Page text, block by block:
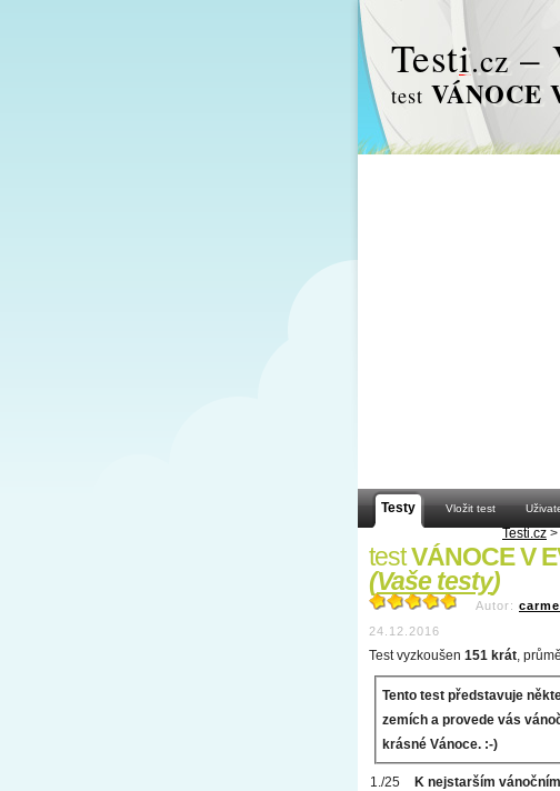
Testi.cz –
test VÁNOCE
Testy Vložit test
Testi.cz >
testVÁNOCE V
(Vaše testy)
Autor:
24.12.2016
Test vyzkoušen 151 krát,
Tento test představuje
zemích a provede vás
krásné Vánoce. :-)
K nejstarším